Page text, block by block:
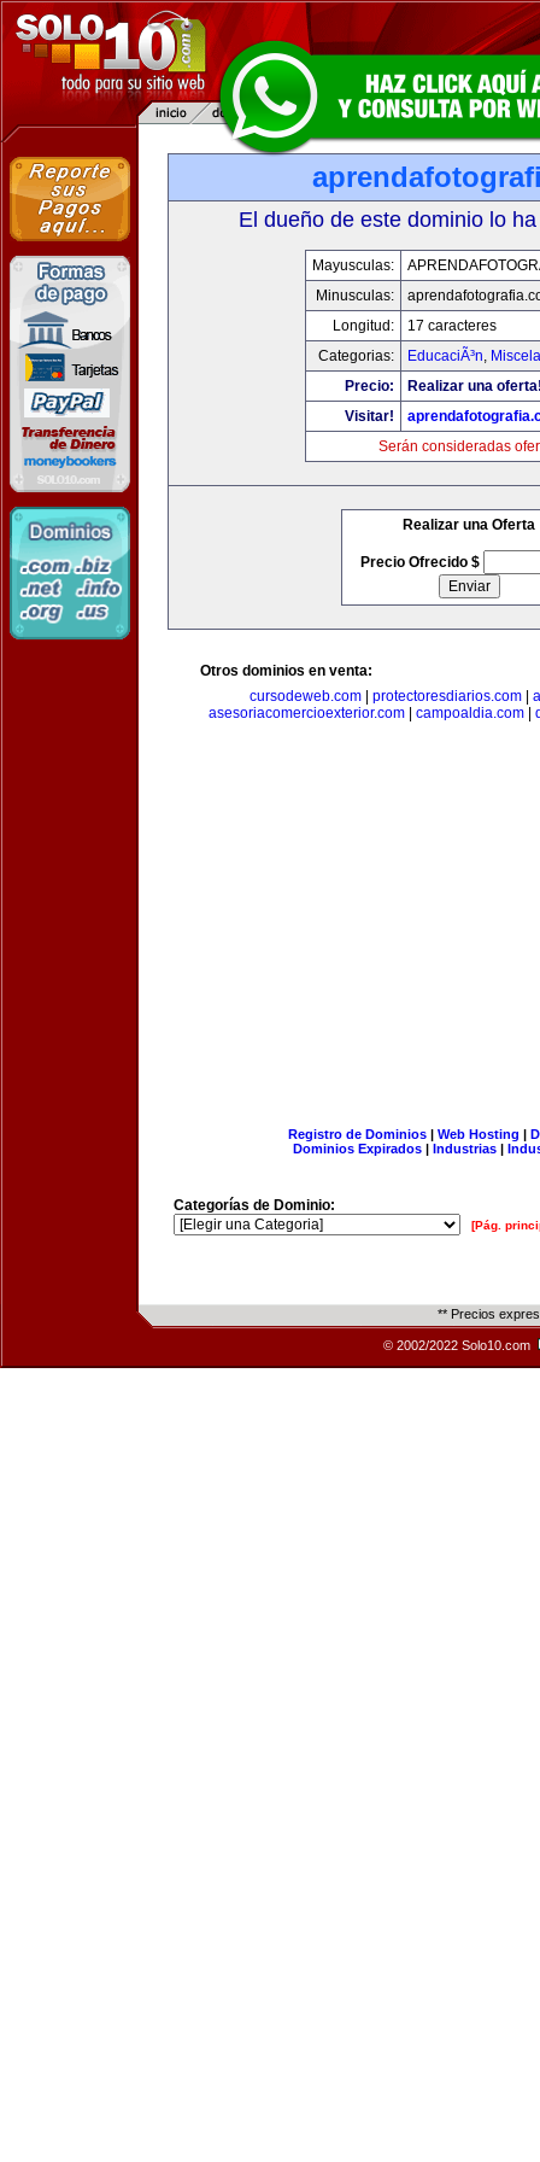
El dueño de este dominio lo
Mayusculas:
Minusculas:
Longitud:
17 caracteres
Categorias:
EducaciÃ³n,
Precio:
Realizar una
Visitar!
Serán consideradas
Realizar una Oferta
Precio Ofrecido $
Otros dominios en venta:
cursodeweb.com
protectoresdiarios.com
asesoriacomercioexterior.com
campoaldia.com
Registro de Dominios| Web Hosting |
Dominios Expirados | Industrias |
Categorías de Dominio:
[Pág.
** Precios
© 2002/2022 Solo10.com